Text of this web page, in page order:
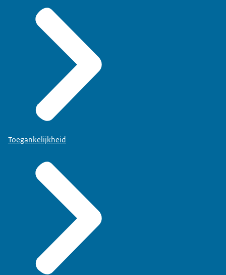
Toegankelijkheid